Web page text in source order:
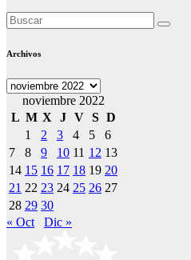
Archivos
Archivos
noviembre 2022
L M X J V S D
1
2 3 4 5
6
7
8 9 10 11 12 13
14 15 16 17 18 19 20
21 22 23 24 25 26 27
28 29 30
« Oct
Dic »